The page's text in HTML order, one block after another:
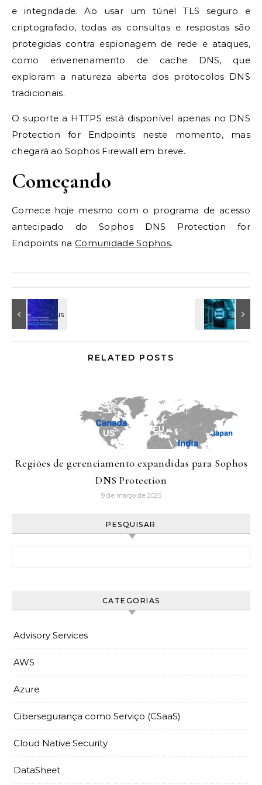
e integridade. Ao usar um túnel TLS seguro e
criptografado, todas as consultas e respostas são
protegidas contra espionagem de rede e ataques,
como envenenamento de cache DNS, que
exploram a natureza aberta dos protocolos DNS
tradicionais.
O suporte a HTTPS está disponível apenas no DNS
Protection for Endpoints neste momento, mas
chegará ao Sophos Firewall em breve.
Começando
Comece hoje mesmo com o programa de acesso
antecipado do Sophos DNS Protection for
Endpoints na Comunidade Sophos.
RELATED POSTS
Regiões de gerenciamento expandidas para Sophos
DNS Protection
9 de março de 2025
PESQUISAR
CATEGORIAS
Advisory Services
AWS
Azure
Cibersegurança como Serviço (CSaaS)
Cloud Native Security
DataSheet